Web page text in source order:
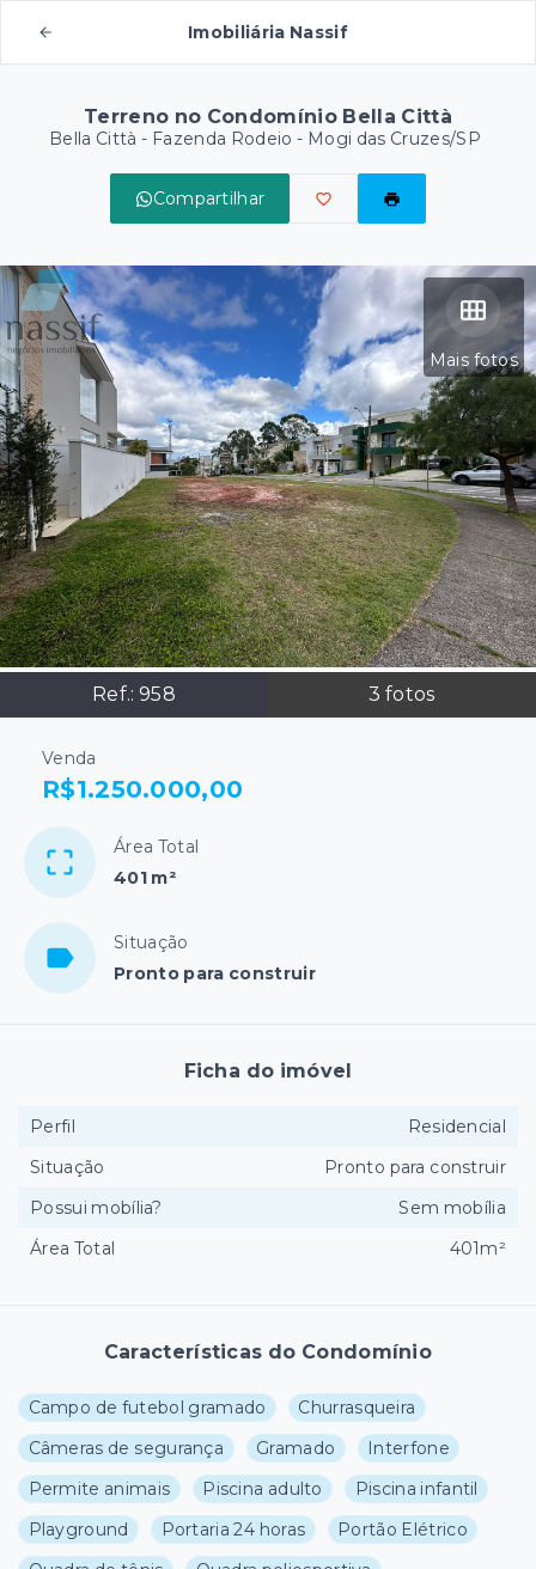
Imobiliária Nassif
Terreno no Condomínio Bella Città
Bella Città - Fazenda Rodeio - Mogi das Cruzes/SP
Compartilhar
Mais fotos
Ref.:958 3 fotos
Venda
R$1.250.000,00
Área Total
401 m²
Situação
Pronto para construir
Características do Condomínio
Campo de futebol gramado
Churrasqueira
Câmeras de segurança
Gramado
Interfone
Permite animais
Piscina adulto
Piscina infantil
Playground
Portaria 24 horas
Portão Elétrico
Ficha do imóvel
Perfil
Residencial
Situação
Pronto para construir
Possui mobília?
Sem mobília
Área Total
401m²